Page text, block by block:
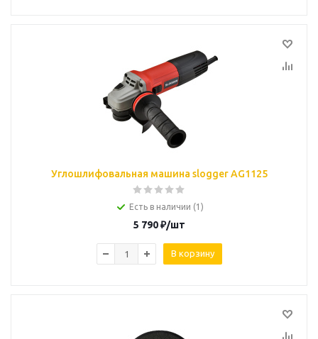
Углошлифовальная машина slogger AG1125
Есть в наличии (1)
5 790₽/шт
В корзину